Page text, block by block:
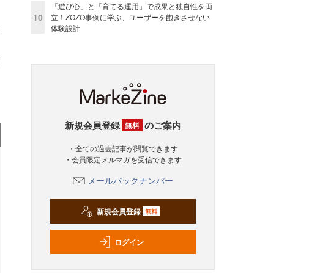
10
「遊び心」と「育てる運用」で成果と独自性を両
立！ZOZO事例に学ぶ、ユーザーを飽きさせない
体験設計
新規会員登録 無料 のご案内
・全ての過去記事が閲覧できます
・会員限定メルマガを受信できます
メールバックナンバー
新規会員登録 無料
ログイン